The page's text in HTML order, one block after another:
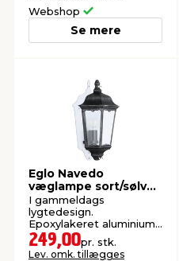
Webshop
Se mere
Eglo Navedo
væglampe sort/sølv
43 cm
I gammeldags
lygtedesign.
Epoxylakeret aluminium.
Ekskl. lyskilde.
249,00pr. stk.
Lev. omk. tillægges